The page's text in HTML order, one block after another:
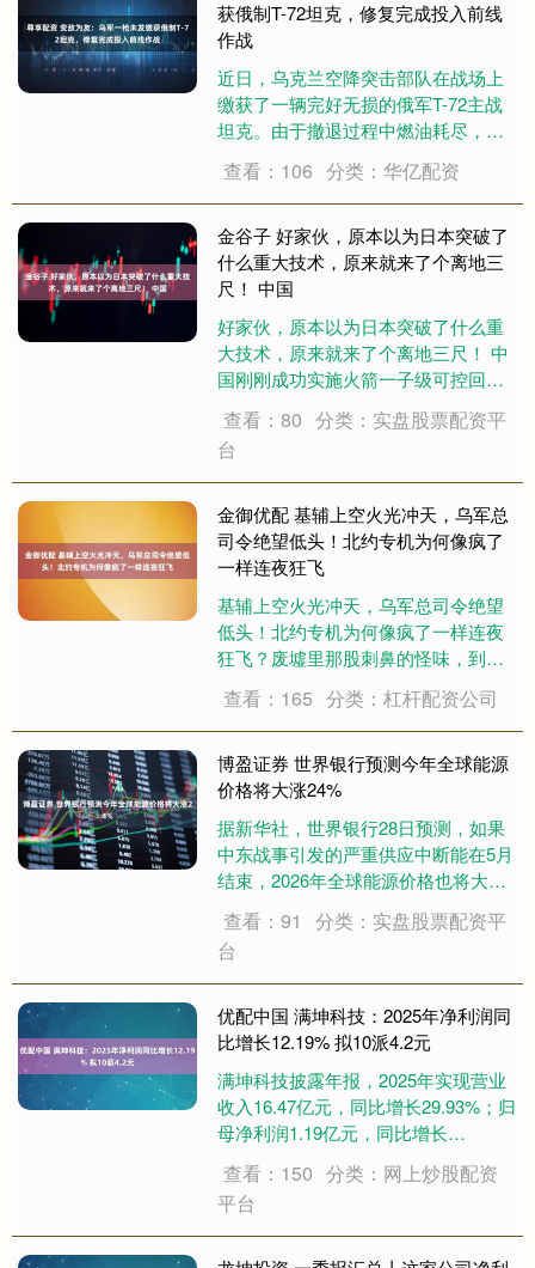
获俄制T-72坦克，修复完成投入前线
作战
近日，乌克兰空降突击部队在战场上
缴获了一辆完好无损的俄军T-72主战
坦克。由于撤退过程中燃油耗尽，俄
便成功获得这辆具备修复价值的装甲
装备，并在完成维修升级后重新投入
战斗。 根据乌克兰第7快速反应军团
公布的信息....
查看：106 分类：华亿配资
金谷子 好家伙，原本以为日本突破了
什么重大技术，原来就来了个离地三
尺！ 中国
好家伙，原本以为日本突破了什么重
大技术，原来就来了个离地三尺！ 中
国刚刚成功实施火箭一子级可控回
回收后，日本就宣布也要进行可回收
火箭发射测试。 日本这枚火箭刚亮
相，就感觉不简单，这呆萌的箭体一
看就有点东西，果....
查看：80 分类：实盘股票配资平
台
金御优配 基辅上空火光冲天，乌军总
司令绝望低头！北约专机为何像疯了
一样连夜狂飞
基辅上空火光冲天，乌军总司令绝望
低头！北约专机为何像疯了一样连夜
狂飞？废墟里那股刺鼻的怪味，到底
生的事，让人后背发凉。乌克兰在美
国和北约的怂恿下，不知死活地去大
规模轰炸俄罗斯境内的炼油厂。 俄罗
斯国内成品油....
查看：165 分类：杠杆配资公司
博盈证券 世界银行预测今年全球能源
价格将大涨24%
据新华社，世界银行28日预测，如果
中东战事引发的严重供应中断能在5月
结束，2026年全球能源价格也将大涨
多晶硅价格跌幅收窄，行业逐步筑底
壹评级：光伏多晶硅价格跌幅收窄，
行业逐步筑底 51 04-16 ....
查看：91
分类：实盘股票配资平
台
优配中国 满坤科技：2025年净利润同
比增长12.19% 拟10派4.2元
满坤科技披露年报，2025年实现营业
收入16.47亿元，同比增长29.93%；归
母净利润1.19亿元，同比增长
4.2元(含税)。报告期内，公司紧抓行
业发展机遇，锚定细分市场战略级客
户，紧跟新增客户订单....
查看：150 分类：网上炒股配资
平台